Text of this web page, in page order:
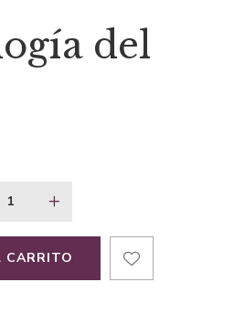
actual
es:
del
CARRITO